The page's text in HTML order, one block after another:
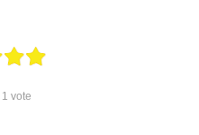
1 vote